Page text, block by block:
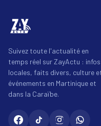
Suivez toute l'actualité en
temps réel sur ZayActu : infos
locales, faits divers, culture
événements en Martinique et
dans la Caraïbe.